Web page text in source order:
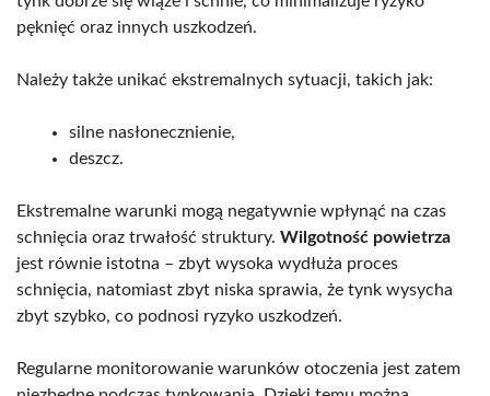
pęknięć oraz innych uszkodzeń.
Należy także unikać ekstremalnych sytuacji, takich jak:
silne nasłonecznienie,
deszcz.
Ekstremalne warunki mogą negatywnie wpłynąć na czas
schnięcia oraz trwałość struktury. Wilgotność powietrza
jest równie istotna – zbyt wysoka wydłuża proces
schnięcia, natomiast zbyt niska sprawia, że tynk wysycha
zbyt szybko, co podnosi ryzyko uszkodzeń.
Regularne monitorowanie warunków otoczenia jest zatem